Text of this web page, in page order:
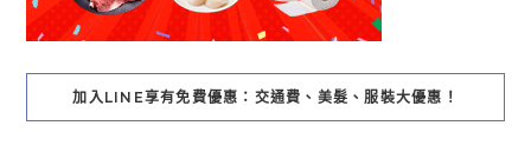
加入LINE享有免費優惠：交通費、美髮、服裝大優惠！